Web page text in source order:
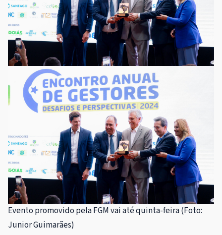
Evento promovido pela FGM vai até quinta-feira (Foto:
Junior Guimarães)